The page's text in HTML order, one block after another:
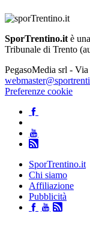
SporTrentino.it è
Tribunale di Trento
PegasoMedia srl -
Preferenze cookie
SporTrentino.it
Chi siamo
Affiliazione
Pubblicità